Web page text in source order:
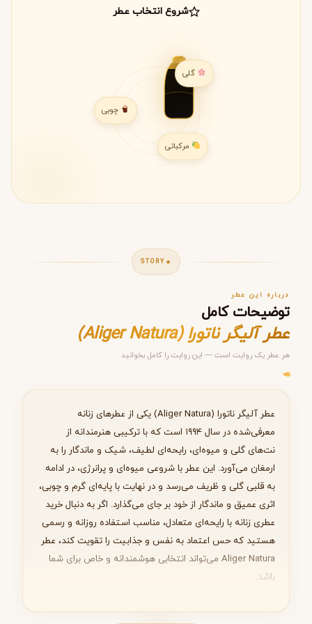
شروع انتخاب عطر
گلی
مرکباتی
مرحله ۱ از ۵
انتخاب عطر مناسب
بعدی
STORY
درباره این عطر
توضیحات کامل
عطر آلیگر ناتورا (Aliger Natura)
هر عطر یک روایت است — این روایت را کامل بخوانید
عطر آلیگر ناتورا (Aliger Natura) یکی از عطرهای زنانه
معرفی‌شده در سال ۱۹۹۴ است که با ترکیبی هنرمندانه از
نت‌های گلی و میوه‌ای، رایحه‌ای لطیف، شیک و ماندگار را به
ارمغان می‌آورد. این عطر با شروعی میوه‌ای و پرانرژی، در ادامه
به قلبی گلی و ظریف می‌رسد و در نهایت با پایه‌ای گرم و چوبی،
اثری عمیق و ماندگار از خود بر جای می‌گذارد. اگر به دنبال خرید
عطری زنانه با رایحه‌ای متعادل، مناسب استفاده روزانه و رسمی
هستید که حس اعتماد به نفس و جذابیت را تقویت کند، عطر
Aliger Natura می‌تواند انتخابی هوشمندانه و خاص برای شما
باشد.